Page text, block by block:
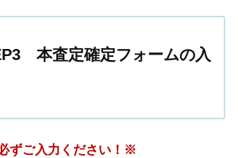
本査定確定フォームの入
ずご入力ください！※